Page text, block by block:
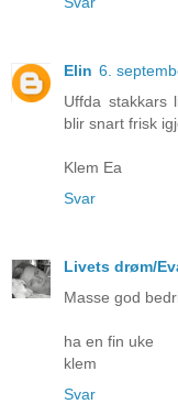
Elin 6.
Uffda stakkars
blir snart frisk
Klem Ea
Svar
Livets drøm/
Masse god
ha en fin uke
klem
Svar